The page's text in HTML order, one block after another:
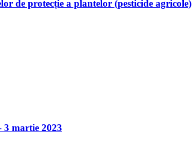
de protecție a plantelor (pesticide agricole)
martie 2023